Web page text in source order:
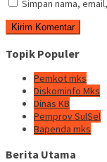
Simpan nama,
Topik Populer
Pemkot mks
Diskominfo Mks
Dinas KB
Pemprov SulSel
Bapenda mks
Berita Utama